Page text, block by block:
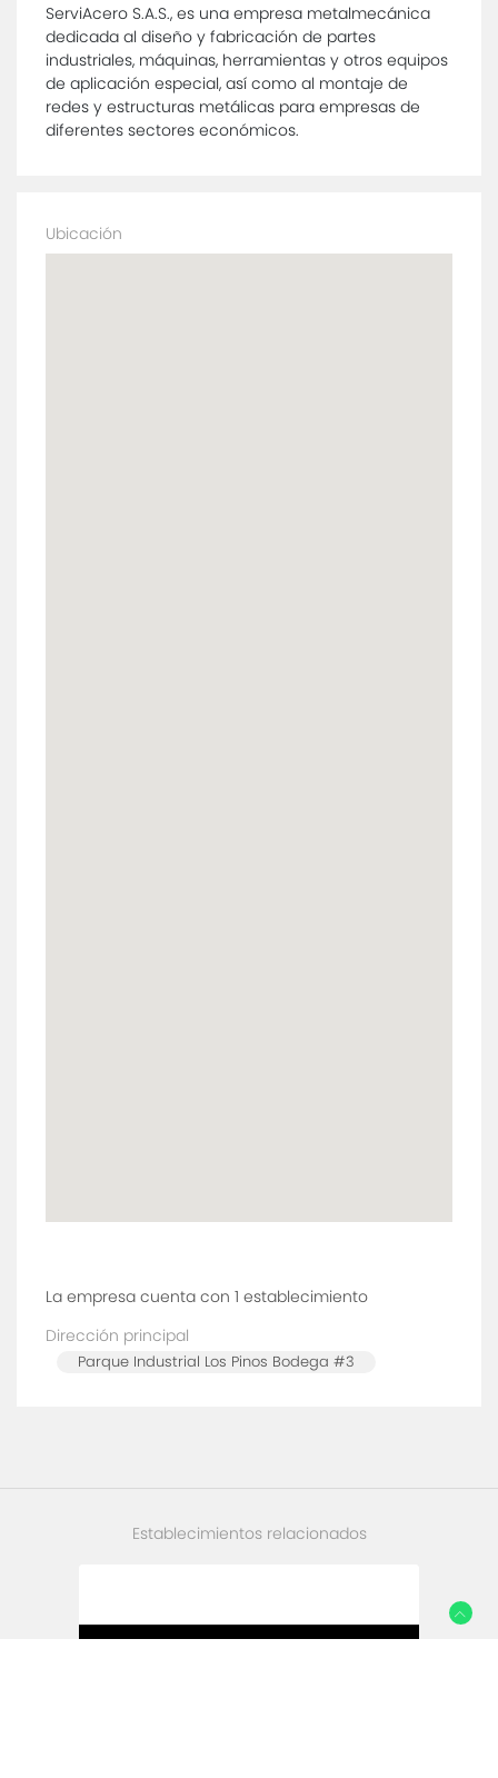
ServiAcero S.A.S., es una empresa metalmecánica
dedicada al diseño y fabricación de partes
industriales, máquinas, herramientas y otros equipos
de aplicación especial, así como al montaje de
redes y estructuras metálicas para empresas de
diferentes sectores económicos.
Ubicación
La empresa cuenta con 1 establecimiento
Dirección principal
Parque Industrial Los Pinos Bodega #3
Establecimientos relacionados